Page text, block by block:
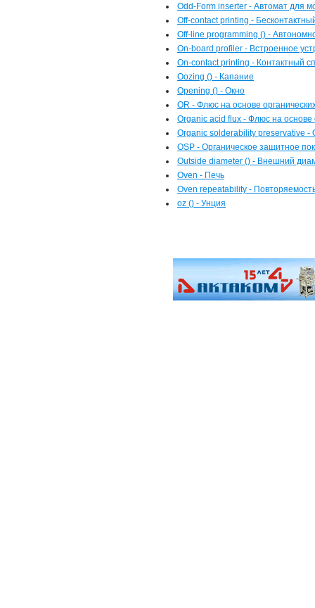
Odd-Form inserter - Автомат для
Off-contact printing -
Off-line programming () -
On-board profiler - Встроенное
On-contact printing - Контактный
Oozing () - Капание
Opening () - Окно
OR - Флюс на основе
Organic acid flux - Флюс на основе
Organic solderability preservative -
OSP - Органическое защитное
Outside diameter () - Внешний
Oven - Печь
Oven repeatability -
oz () - Унция